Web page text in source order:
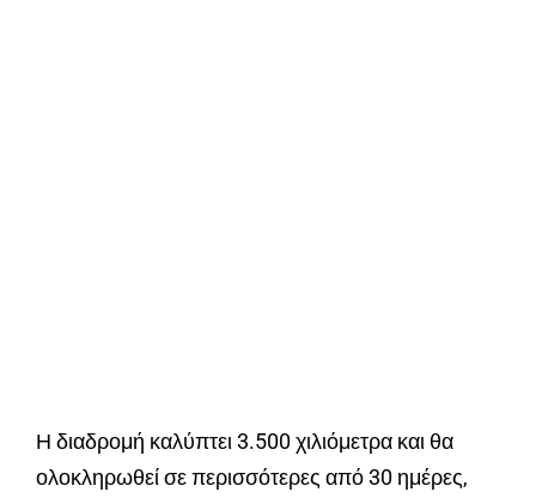
Η διαδρομή καλύπτει 3.500 χιλιόμετρα και θα
ολοκληρωθεί σε περισσότερες από 30 ημέρες,